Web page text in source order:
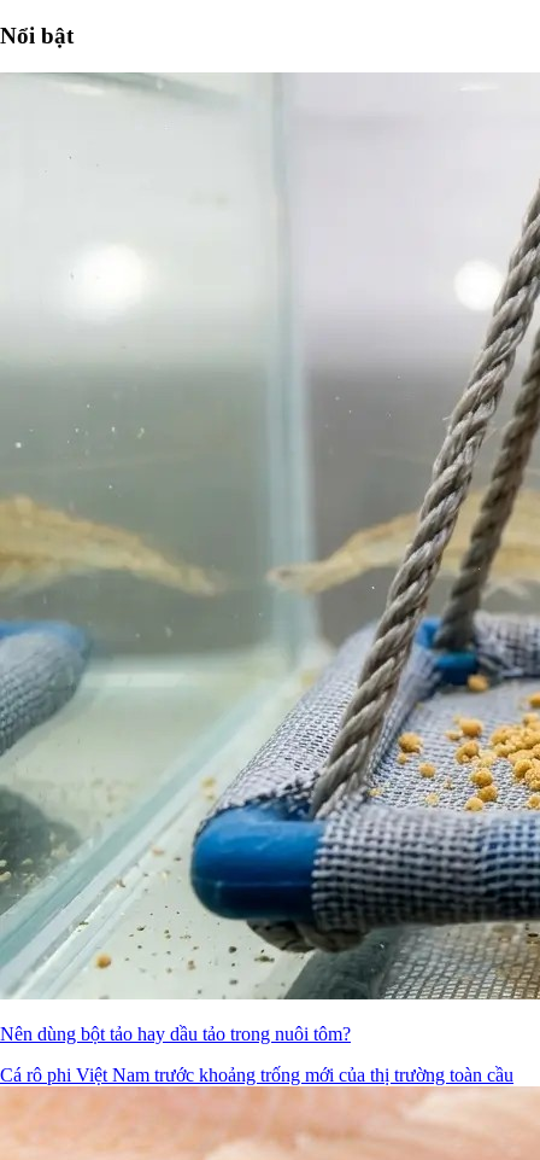
Nổi bật
Nên dùng bột tảo hay dầu tảo trong nuôi tôm?
Cá rô phi Việt Nam trước khoảng trống mới của thị trường toàn cầu